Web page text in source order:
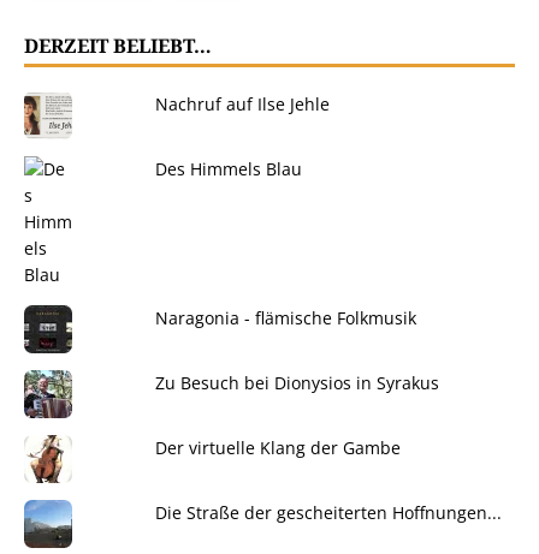
DERZEIT BELIEBT…
Nachruf auf Ilse Jehle
Des Himmels Blau
Naragonia - flämische Folkmusik
Zu Besuch bei Dionysios in Syrakus
Der virtuelle Klang der Gambe
Die Straße der gescheiterten Hoffnungen...